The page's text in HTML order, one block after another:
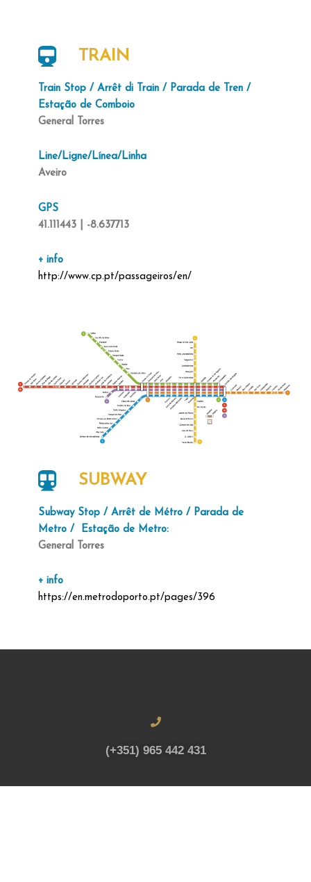
TRAIN
Train Stop / Arrêt di Train / Parada de Tren /
Estação de Comboio
General Torres
Line/Ligne/Línea/Linha
Aveiro
GPS
41.111443 | -8.637713
+ info
http://www.cp.pt/passageiros/en/
SUBWAY
Subway Stop / Arrêt de Métro / Parada de
Metro / Estação de Metro:
General Torres
+ info
https://en.metrodoporto.pt/pages/396
(+351) 965 442 431